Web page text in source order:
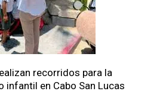
recorridos para la
infantil en Cabo San Lucas